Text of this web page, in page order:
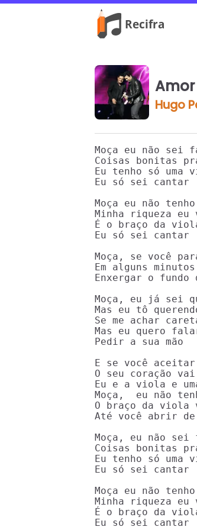
Hugo
Moça eu não sei
Coisas bonitas
Eu tenho só uma
Eu só sei cantar
Moça eu não
Minha riqueza
É o braço da
Eu só sei cantar
Moça, se você
Em alguns
Enxergar o fundo
Moça, eu já sei
Mas eu tô
Se me achar
Mas eu quero
Pedir a sua mão
E se você
O seu coração
Eu e a viola e
Moça,  eu não
O braço da viola
Até você abrir
Moça, eu não
Coisas bonitas
Eu tenho só uma
Eu só sei cantar
Moça eu não
Minha riqueza
É o braço da
Eu só sei cantar